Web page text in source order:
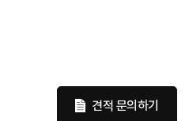
견적 문의하기